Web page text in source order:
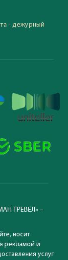
- дежурный
ТРЕВЕЛ» –
носит
рекламой и
услуг